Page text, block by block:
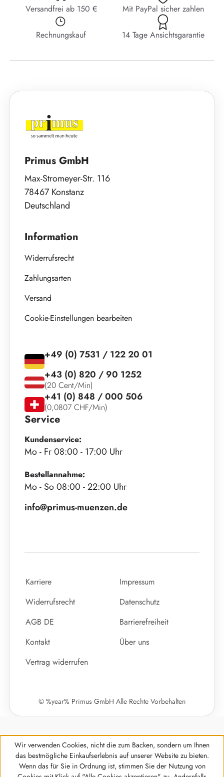
Versandfrei ab 150 € Mit PayPal sicher zahlen
Rechnungskauf 14 Tage Ansichtsgarantie
Primus GmbH
Max-Stromeyer-Str. 116
78467 Konstanz
Deutschland
Information
Widerrufsrecht
Zahlungsarten
Versand
Cookie-Einstellungen bearbeiten
Service
Kundenservice:
Mo - Fr 08:00 - 17:00 Uhr
Bestellannahme:
Mo - So 08:00 - 22:00 Uhr
info@primus-muenzen.de
+49 (0) 7531 / 122 20 01
+43 (0) 820 / 90 1252
(20 Cent/Min)
+41 (0) 848 / 000 506
(0,0807 CHF/Min)
Karriere
Impressum
Widerrufsrecht
Datenschutz
AGB DE
Barrierefreiheit
Kontakt
Über uns
Vertrag widerrufen
© %year% Primus GmbH Alle Rechte Vorbehalten
Wir verwenden Cookies, nicht die zum Backen, sondern um Ihnen
das bestmögliche Einkaufserlebnis auf unserer Website zu bieten.
Wenn das für Sie in Ordnung ist, stimmen Sie der Nutzung von